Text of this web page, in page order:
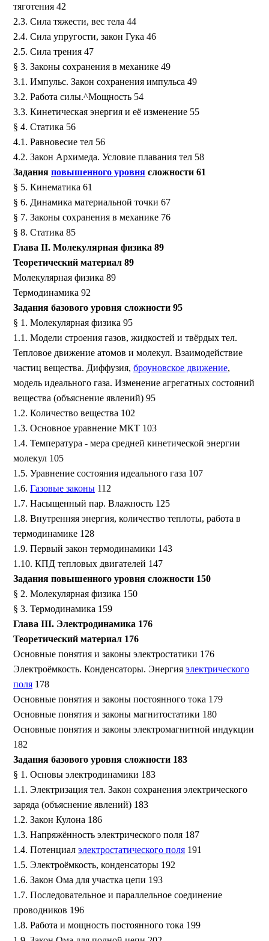
тяготения 42
2.3. Сила тяжести, вес тела 44
2.4. Сила упругости, закон Гука 46
2.5. Сила трения 47
§ 3. Законы сохранения в механике 49
3.1. Импульс. Закон сохранения импульса 49
3.2. Работа силы.^Мощность 54
3.3. Кинетическая энергия и её изменение 55
§ 4. Статика 56
4.1. Равновесие тел 56
4.2. Закон Архимеда. Условие плавания тел 58
Задания повышенного уровня сложности 61
§ 5. Кинематика 61
§ 6. Динамика материальной точки 67
§ 7. Законы сохранения в механике 76
§ 8. Статика 85
Глава II. Молекулярная физика 89
Теоретический материал 89
Молекулярная физика 89
Термодинамика 92
Задания базового уровня сложности 95
§ 1. Молекулярная физика 95
1.1. Модели строения газов, жидкостей и твёрдых тел.
Тепловое движение атомов и молекул. Взаимодействие
частиц вещества. Диффузия, броуновское движение,
модель идеального газа. Изменение агрегатных состояний
вещества (объяснение явлений) 95
1.2. Количество вещества 102
1.3. Основное уравнение МКТ 103
1.4. Температура - мера средней кинетической энергии
молекул 105
1.5. Уравнение состояния идеального газа 107
1.6. Газовые законы 112
1.7. Насыщенный пар. Влажность 125
1.8. Внутренняя энергия, количество теплоты, работа в
термодинамике 128
1.9. Первый закон термодинамики 143
1.10. КПД тепловых двигателей 147
Задания повышенного уровня сложности 150
§ 2. Молекулярная физика 150
§ 3. Термодинамика 159
Глава III. Электродинамика 176
Теоретический материал 176
Основные понятия и законы электростатики 176
Электроёмкость. Конденсаторы. Энергия электрического
поля 178
Основные понятия и законы постоянного тока 179
Основные понятия и законы магнитостатики 180
Основные понятия и законы электромагнитной индукции
182
Задания базового уровня сложности 183
§ 1. Основы электродинамики 183
1.1. Электризация тел. Закон сохранения электрического
заряда (объяснение явлений) 183
1.2. Закон Кулона 186
1.3. Напряжённость электрического поля 187
1.4. Потенциал электростатического поля 191
1.5. Электроёмкость, конденсаторы 192
1.6. Закон Ома для участка цепи 193
1.7. Последовательное и параллельное соединение
проводников 196
1.8. Работа и мощность постоянного тока 199